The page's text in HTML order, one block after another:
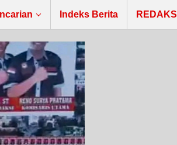
Indeks Berita REDAKSI